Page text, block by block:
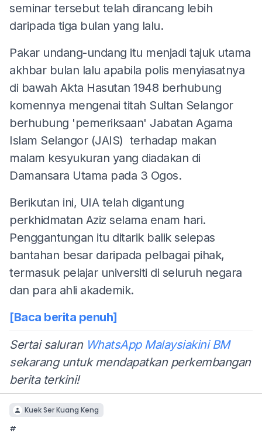
seminar tersebut telah dirancang lebih
daripada tiga bulan yang lalu.
Pakar undang-undang itu menjadi tajuk utama
akhbar bulan lalu apabila polis menyiasatnya
di bawah Akta Hasutan 1948 berhubung
komennya mengenai titah Sultan Selangor
berhubung 'pemeriksaan' Jabatan Agama
Islam Selangor (JAIS) terhadap makan
malam kesyukuran yang diadakan di
Damansara Utama pada 3 Ogos.
Berikutan ini, UIA telah digantung
perkhidmatan Aziz selama enam hari.
Penggantungan itu ditarik balik selepas
bantahan besar daripada pelbagai pihak,
termasuk pelajar universiti di seluruh negara
dan para ahli akademik.
[Baca berita penuh]
Sertai saluran WhatsApp Malaysiakini BM
sekarang untuk mendapatkan perkembangan
berita terkini!
Kuek Ser Kuang Keng
#